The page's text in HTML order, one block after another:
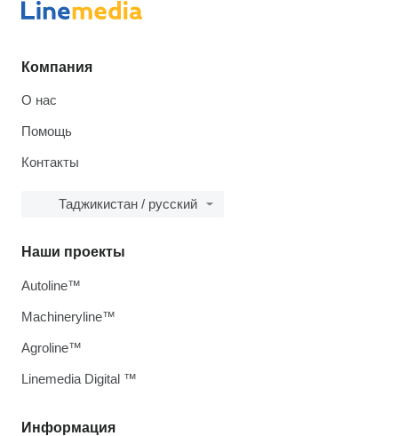
Компания
О нас
Помощь
Контакты
Таджикистан / русский
Информация
Наши проекты
Autoline™
Machineryline™
Agroline™
Linemedia Digital ™